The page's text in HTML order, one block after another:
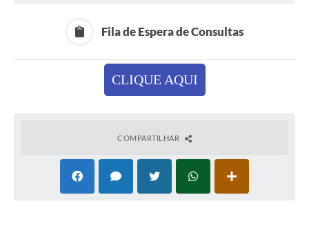
Fila de Espera de Consultas
CLIQUE AQUI
COMPARTILHAR